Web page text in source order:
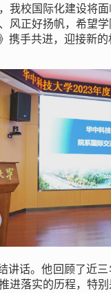
我校国际化建设将
风正好扬帆，希望
携手共进，迎接新的
讲话。他回顾了近
进落实的历程，特